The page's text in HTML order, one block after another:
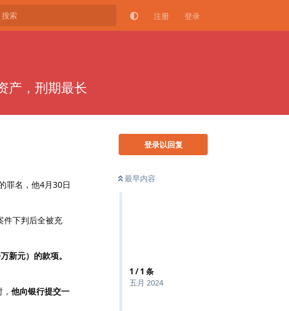
注册 登录
产，刑期最长
登录以回复
最早内容
1 /1 条
五月 2024
罪名，他4月30日
件下判后全被充
新元）的款项。
他向银行提交一